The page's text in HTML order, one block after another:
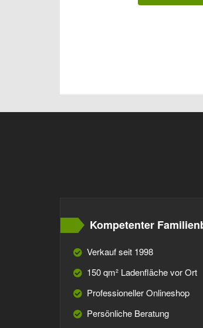
Kompetenter
Verkauf seit 1998
150 qm² Ladenfläche vor Ort
Professioneller Onlineshop
Persönliche Beratung